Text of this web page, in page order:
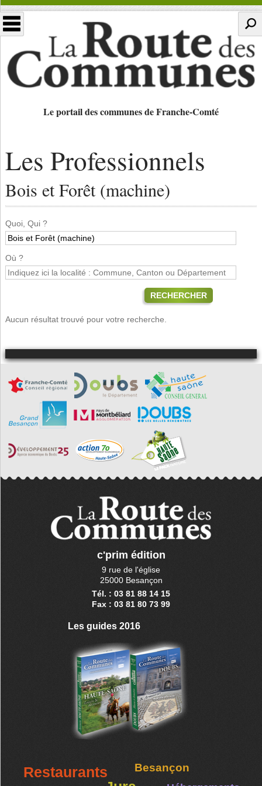
Le portail des communes de Franche-Comté
Les Professionnels
Bois et Forêt (machine)
Quoi, Qui ?
Où ?
RECHERCHER
Aucun résultat trouvé pour votre recherche.
c'prim édition
9 rue de l'église
25000 Besançon
Tél. : 03 81 88 14 15
Fax : 03 81 80 73 99
Les guides 2016
Restaurants Besançon